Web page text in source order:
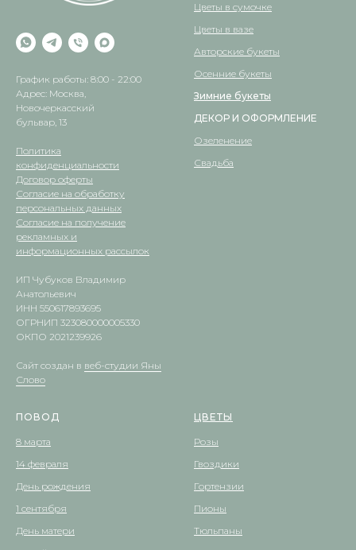
График работы: 8:00 - 22:00
Адрес: Москва,
Новочеркасский
бульвар, 13
Политика
конфиденциальности
Договор оферты
Согласие на обработку
персональных данных
Согласие на получение
рекламных и
информационных рассылок
ИП Чубуков Владимир
Анатольевич
ИНН 550617893695
ОГРНИП 323080000005330
ОКПО 2021239926
Сайт создан в веб-студии Яны
Слово
Цветы в сумочке
Цветы в вазе
Авторские букеты
Осенние букеты
Зимние букеты
ДЕКОР И ОФОРМЛЕНИЕ
Озеленение
Свадьба
ПОВОД
8 марта
14 февраля
День рождения
1 сентября
День матери
ЦВЕТЫ
Розы
Гвоздики
Гортензии
Пионы
Тюльпаны